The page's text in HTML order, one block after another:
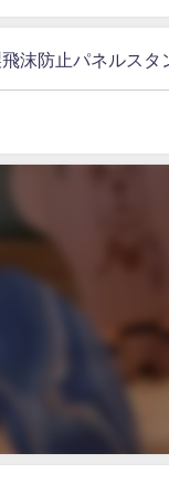
沫防止パネルスタ